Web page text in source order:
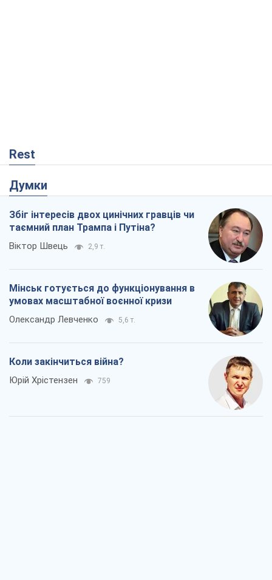
Rest
Думки
Збіг інтересів двох цинічних гравців чи
таємний план Трампа і Путіна?
Віктор Швець 2,9 т.
Мінськ готується до функціонування в
умовах масштабної воєнної кризи
Олександр Левченко 5,6 т.
Коли закінчиться війна?
Юрій Хрістензен 759